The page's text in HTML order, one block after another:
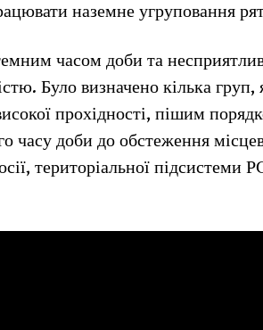
наземне угруповання
часом доби та
Було визначено кілька груп,
прохідності, пішим
часу доби до обстеження
територіальної підсистеми